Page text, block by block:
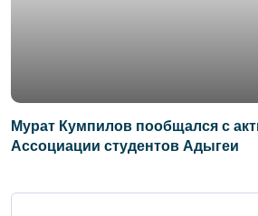
Мурат Кумпилов пообщался с
Ассоциации студентов Адыгеи